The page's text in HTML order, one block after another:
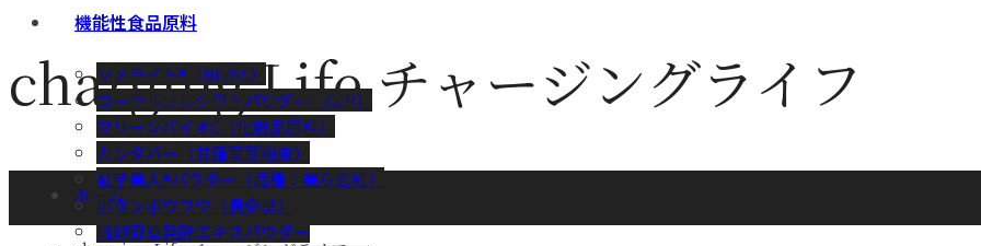
機能性食品原料
ソメライト®（BL/SL）
コーラルカルシウムパウダー（CCP）
マリーンバイオC（化粧品原料）
カンダバー（甘藷葉茎粉末）
紅芋美人®パウダー（品種：美ら恋紅）
ボタンボウフウ（長命草）
琉球野草発酵エキスパウダー
charging Lifeチャージングライフ
ホーム